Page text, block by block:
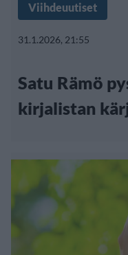
Viihdeuutiset
31.1.2026, 21:55
Satu Rämö
kirjalistan